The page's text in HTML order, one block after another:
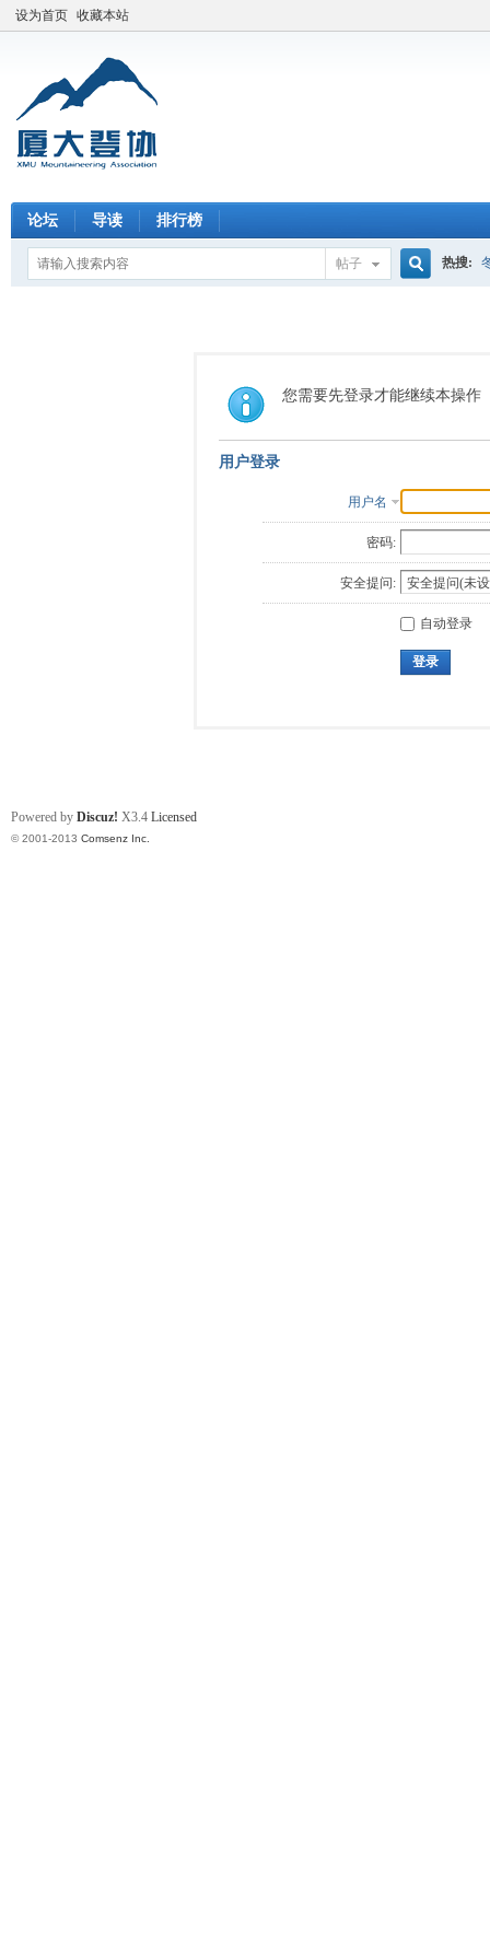
设为首页 收藏本站
论坛 导读 排行榜
帖子
索
热搜:
您需要先登录才能继续本操作
用户登录
用户名
密码:
安全提问:
自动登录
登录
Powered by Discuz! X3.4 Licensed
© 2001-2013 Comsenz Inc.